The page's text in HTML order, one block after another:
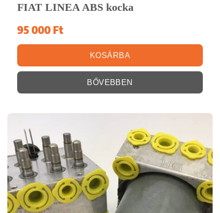
FIAT LINEA ABS kocka
95 000 Ft
KOSÁRBA
BŐVEBBEN